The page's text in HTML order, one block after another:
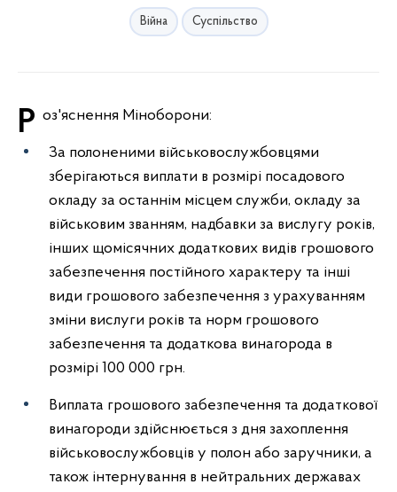
Війна Суспільство
Роз'яснення Міноборони:
За полоненими військовослужбовцями
зберігаються виплати в розмірі посадового
окладу за останнім місцем служби, окладу за
військовим званням, надбавки за вислугу років,
інших щомісячних додаткових видів грошового
забезпечення постійного характеру та інші
види грошового забезпечення з урахуванням
зміни вислуги років та норм грошового
забезпечення та додаткова винагорода в
розмірі 100 000 грн.
Виплата грошового забезпечення та додаткової
винагороди здійснюється з дня захоплення
військовослужбовців у полон або заручники, а
також інтернування в нейтральних державах